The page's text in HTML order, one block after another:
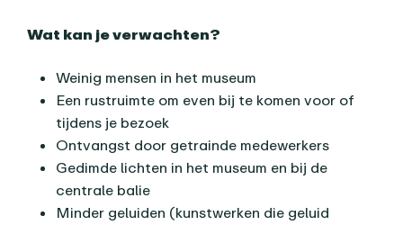
Wat kan je verwachten?
Weinig mensen in het museum
Een rustruimte om even bij te komen voor of
tijdens je bezoek
Ontvangst door getrainde medewerkers
Gedimde lichten in het museum en bij de
centrale balie
Minder geluiden (kunstwerken die geluid